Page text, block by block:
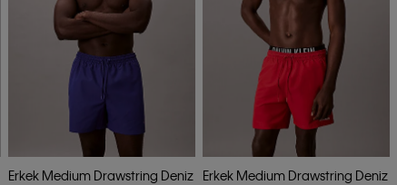
Erkek Medium Drawstring Deniz
Erkek Medium Drawstring Deniz